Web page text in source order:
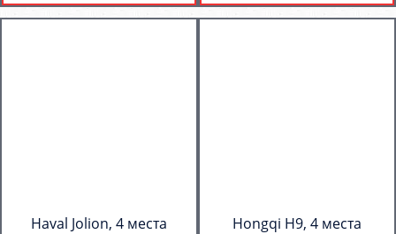
Haval Jolion, 4 места Hongqi H9, 4 места